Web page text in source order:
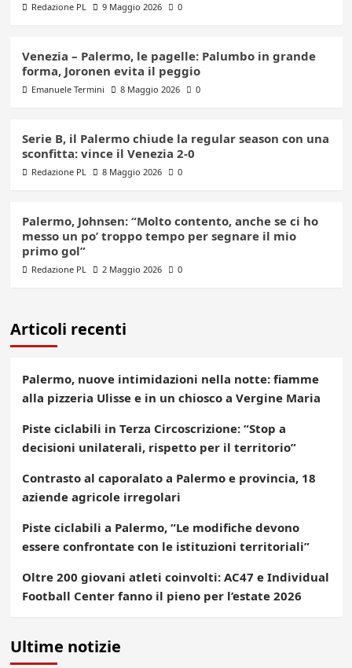
Redazione PL 9 Maggio 2026 0
Venezia – Palermo, le pagelle: Palumbo in grande
forma, Joronen evita il peggio
Emanuele Termini 8 Maggio 2026 0
Serie B, il Palermo chiude la regular season con una
sconfitta: vince il Venezia 2-0
Redazione PL 8 Maggio 2026 0
Palermo, Johnsen: “Molto contento, anche se ci ho
messo un po’ troppo tempo per segnare il mio
primo gol”
Redazione PL 2 Maggio 2026 0
Articoli recenti
Palermo, nuove intimidazioni nella notte: fiamme
alla pizzeria Ulisse e in un chiosco a Vergine Maria
Piste ciclabili in Terza Circoscrizione: “Stop a
decisioni unilaterali, rispetto per il territorio”
Contrasto al caporalato a Palermo e provincia, 18
aziende agricole irregolari
Piste ciclabili a Palermo, “Le modifiche devono
essere confrontate con le istituzioni territoriali”
Oltre 200 giovani atleti coinvolti: AC47 e Individual
Football Center fanno il pieno per l’estate 2026
Ultime notizie